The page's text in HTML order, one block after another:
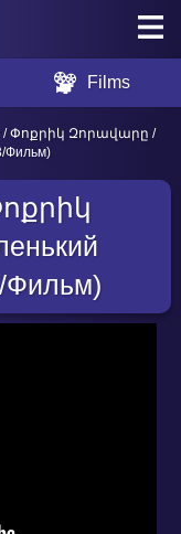
Films
/ Փոքրիկ Զորավարը /
Фильм)
Фильм)